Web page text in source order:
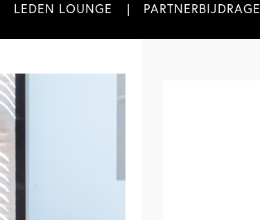
LEDEN LOUNGE PARTNERBIJDRAGE